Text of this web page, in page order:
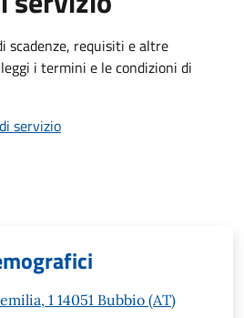
scadenze, requisiti e altre
i termini e le condizioni di
servizio
1 14051 Bubbio (AT)